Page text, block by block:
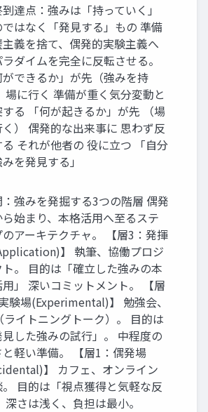
達点：強みは「持っていく」
ではなく「発見する」もの 準備
主義を捨て、偶発的実験主義へ
ラダイムを完全に反転させる。
ができるか」が先（強みを持
場に行く 準備が重く気分変動と
る 「何が起きるか」が先 （場
く） 偶発的な出来事に 思わず反
それが他者の 役に立つ 「自分
を発見する」
：強みを発掘する3つの階層 偶発
始まり、本格活用へ至るステ
のアーキテクチャ。 【層3：発揮
】 執筆、協働プロジ
ト。 目的は「確立した強みの本
」 深いコミットメント。 【層
験場(Experimental)】 勉強会、
ライトニングトーク）。 目的は
見した強みの試行」。 中程度の
と軽い準備。 【層1：偶発場
】 カフェ、オンライン
目的は「視点獲得と気軽な反
深さは浅く、負担は最小。